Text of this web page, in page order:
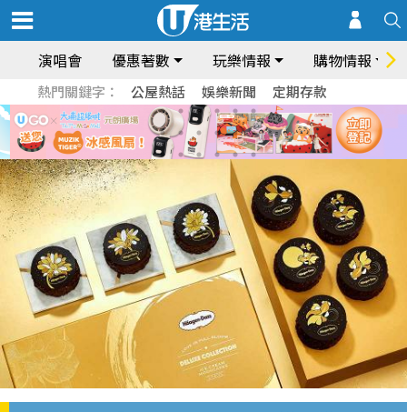
演唱會 優惠著數 玩樂情報 購物情報
熱門關鍵字： 公屋熱話 娛樂新聞 定期存款